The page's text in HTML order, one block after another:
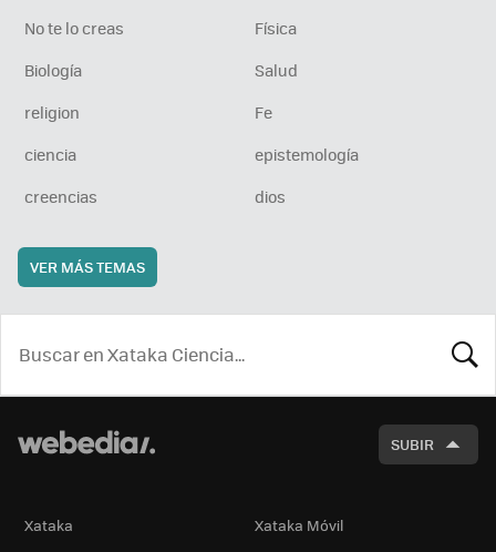
No te lo creas
Física
Biología
Salud
religion
Fe
ciencia
epistemología
creencias
dios
VER MÁS TEMAS
SUBIR
Xataka
Xataka Móvil